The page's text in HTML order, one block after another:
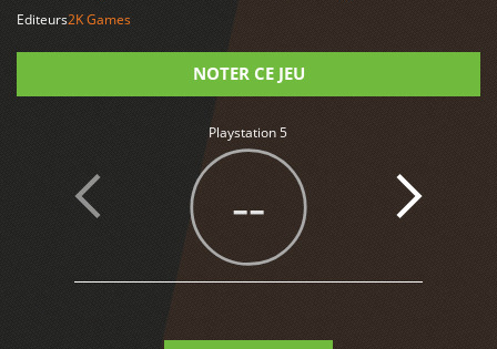
Editeurs2K Games
NOTER CE JEU
Playstation 5
--